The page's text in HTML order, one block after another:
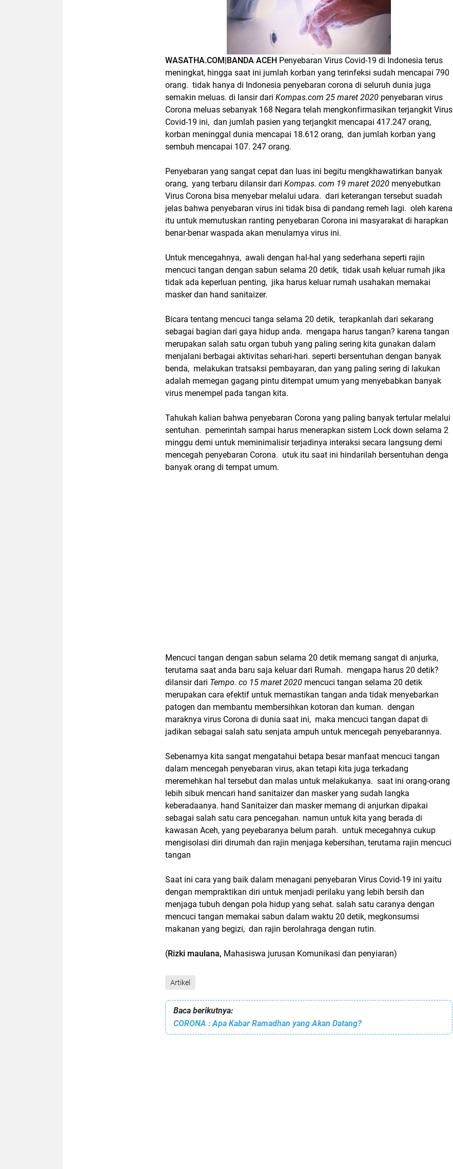
WASATHA.COM|BANDA ACEH Penyebaran Virus Covid-19 di Indonesia terus
meningkat, hingga saat ini jumlah korban yang terinfeksi sudah mencapai 790
orang. tidak hanya di Indonesia penyebaran corona di seluruh dunia juga
semakin meluas. di lansir dari Kompas.com 25 maret 2020 penyebaran virus
Corona meluas sebanyak 168 Negara telah mengkonfirmasikan terjangkit Virus
Covid-19 ini, dan jumlah pasien yang terjangkit mencapai 417.247 orang,
korban meninggal dunia mencapai 18.612 orang, dan jumlah korban yang
sembuh mencapai 107. 247 orang.
Penyebaran yang sangat cepat dan luas ini begitu mengkhawatirkan banyak
orang, yang terbaru dilansir dari Kompas. com 19 maret 2020 menyebutkan
Virus Corona bisa menyebar melalui udara. dari keterangan tersebut suadah
jelas bahwa penyebaran virus ini tidak bisa di pandang remeh lagi. oleh karena
itu untuk memutuskan ranting penyebaran Corona ini masyarakat di harapkan
benar-benar waspada akan menularnya virus ini.
Untuk mencegahnya, awali dengan hal-hal yang sederhana seperti rajin
mencuci tangan dengan sabun selama 20 detik, tidak usah keluar rumah jika
tidak ada keperluan penting, jika harus keluar rumah usahakan memakai
masker dan hand sanitaizer.
Bicara tentang mencuci tanga selama 20 detik, terapkanlah dari sekarang
sebagai bagian dari gaya hidup anda. mengapa harus tangan? karena tangan
merupakan salah satu organ tubuh yang paling sering kita gunakan dalam
menjalani berbagai aktivitas sehari-hari. seperti bersentuhan dengan banyak
benda, melakukan tratsaksi pembayaran, dan yang paling sering di lakukan
adalah memegan gagang pintu ditempat umum yang menyebabkan banyak
virus menempel pada tangan kita.
Tahukah kalian bahwa penyebaran Corona yang paling banyak tertular melalui
sentuhan. pemerintah sampai harus menerapkan sistem Lock down selama 2
minggu demi untuk meminimalisir terjadinya interaksi secara langsung demi
mencegah penyebaran Corona. utuk itu saat ini hindarilah bersentuhan denga
banyak orang di tempat umum.
Mencuci tangan dengan sabun selama 20 detik memang sangat di anjurka,
terutama saat anda baru saja keluar dari Rumah. mengapa harus 20 detik?
dilansir dari Tempo. co 15 maret 2020 mencuci tangan selama 20 detik
merupakan cara efektif untuk memastikan tangan anda tidak menyebarkan
patogen dan membantu membersihkan kotoran dan kuman. dengan
maraknya virus Corona di dunia saat ini, maka mencuci tangan dapat di
jadikan sebagai salah satu senjata ampuh untuk mencegah penyebarannya.
Sebenarnya kita sangat mengatahui betapa besar manfaat mencuci tangan
dalam mencegah penyebaran virus, akan tetapi kita juga terkadang
meremehkan hal tersebut dan malas untuk melakukanya. saat ini orang-orang
lebih sibuk mencari hand sanitaizer dan masker yang sudah langka
keberadaanya. hand Sanitaizer dan masker memang di anjurkan dipakai
sebagai salah satu cara pencegahan. namun untuk kita yang berada di
kawasan Aceh, yang peyebaranya belum parah. untuk mecegahnya cukup
mengisolasi diri dirumah dan rajin menjaga kebersihan, terutama rajin mencuci
tangan
Saat ini cara yang baik dalam menagani penyebaran Virus Covid-19 ini yaitu
dengan mempraktikan diri untuk menjadi perilaku yang lebih bersih dan
menjaga tubuh dengan pola hidup yang sehat. salah satu caranya dengan
mencuci tangan memakai sabun dalam waktu 20 detik, megkonsumsi
makanan yang begizi, dan rajin berolahraga dengan rutin.
(Rizki maulana, Mahasiswa jurusan Komunikasi dan penyiaran)
Artikel
Baca berikutnya:
CORONA : Apa Kabar Ramadhan yang Akan Datang?